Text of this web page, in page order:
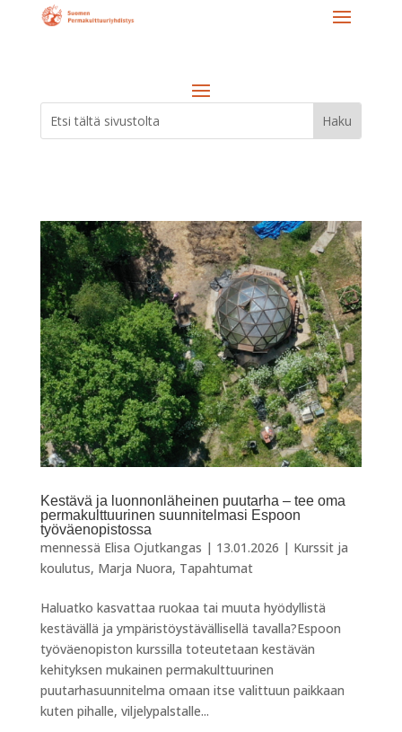
Kestävä ja luonnonläheinen puutarha – tee oma
permakulttuurinen suunnitelmasi Espoon
työväenopistossa
mennessä Elisa Ojutkangas | 13.01.2026 | Kurssit ja
koulutus, Marja Nuora, Tapahtumat
Haluatko kasvattaa ruokaa tai muuta hyödyllistä
kestävällä ja ympäristöystävällisellä tavalla?Espoon
työväenopiston kurssilla toteutetaan kestävän
kehityksen mukainen permakulttuurinen
puutarhasuunnitelma omaan itse valittuun paikkaan
kuten pihalle, viljelypalstalle...